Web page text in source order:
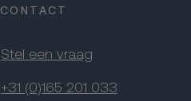
CONTACT
Stel een vraag
+31 (0)165 201 033